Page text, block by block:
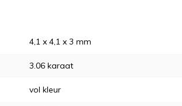
4,1 x 4,1 x 3 mm
3.06 karaat
vol kleur